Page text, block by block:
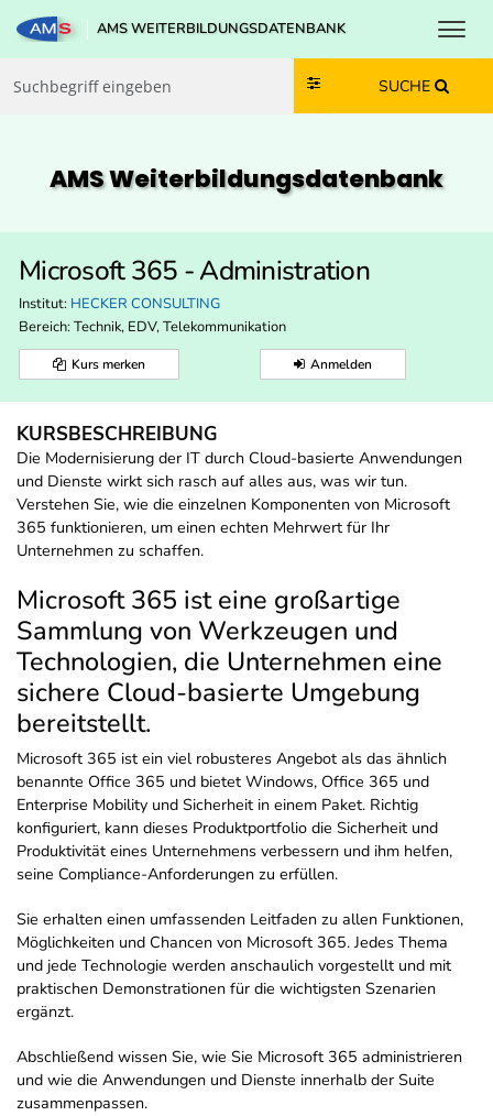
Zum Inhalt springen
Zum Navmenü springen
Zur Suche springen
Zur Footer springen
AMS WEITERBILDUNGSDATENBANK
SUCHE
AMS Weiterbildungs­datenbank
Microsoft 365 - Administration
Institut: HECKER CONSULTING
Bereich: Technik, EDV, Telekommunikation
Kurs merken Anmelden
KURSBESCHREIBUNG
Die Modernisierung der IT durch Cloud-basierte Anwendungen
und Dienste wirkt sich rasch auf alles aus, was wir tun.
Verstehen Sie, wie die einzelnen Komponenten von Microsoft
365 funktionieren, um einen echten Mehrwert für Ihr
Unternehmen zu schaffen.
Microsoft 365 ist eine großartige
Sammlung von Werkzeugen und
Technologien, die Unternehmen eine
sichere Cloud-basierte Umgebung
bereitstellt.
Microsoft 365 ist ein viel robusteres Angebot als das ähnlich
benannte Office 365 und bietet Windows, Office 365 und
Enterprise Mobility und Sicherheit in einem Paket. Richtig
konfiguriert, kann dieses Produktportfolio die Sicherheit und
Produktivität eines Unternehmens verbessern und ihm helfen,
seine Compliance-Anforderungen zu erfüllen.
Sie erhalten einen umfassenden Leitfaden zu allen Funktionen,
Möglichkeiten und Chancen von Microsoft 365. Jedes Thema
und jede Technologie werden anschaulich vorgestellt und mit
praktischen Demonstrationen für die wichtigsten Szenarien
ergänzt.
Abschließend wissen Sie, wie Sie Microsoft 365 administrieren
und wie die Anwendungen und Dienste innerhalb der Suite
zusammenpassen.